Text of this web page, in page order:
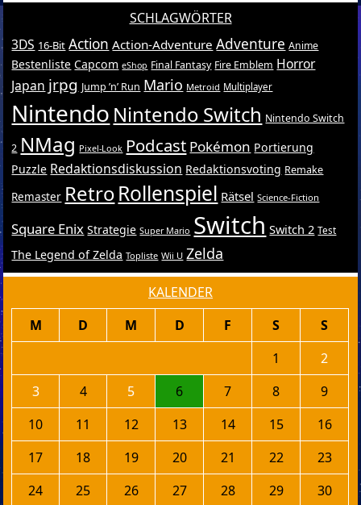
SCHLAGWÖRTER
3DS 16-Bit Action Action-Adventure Adventure Anime
Bestenliste Capcom eShop Final Fantasy Fire Emblem Horror
Japan jrpg Jump ’n’ Run Mario Metroid Multiplayer
Nintendo Nintendo Switch Nintendo Switch
2 NMag Pixel-Look Podcast Pokémon Portierung
Puzzle Redaktionsdiskussion Redaktionsvoting Remake
Remaster RetroRollenspiel Rätsel Science-Fiction
Square Enix Strategie Super Mario Switch Switch 2 Test
The Legend of Zelda Topliste Wii U Zelda
KALENDER
M D M D F S
S
1
2
3
4 5 6 7 8
9
10
11 12 13 14 15
16
17
18 19 20 21 22
23
24
25 26 27 28 29
30